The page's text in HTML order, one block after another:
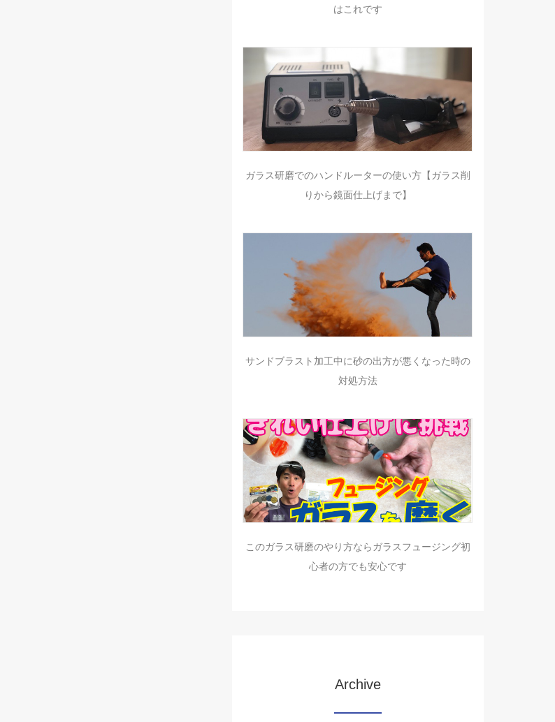
はこれです
ガラス研磨でのハンドルーターの使い方【ガラス削
りから鏡面仕上げまで】
サンドブラスト加工中に砂の出方が悪くなった時の
対処方法
このガラス研磨のやり方ならガラスフュージング初
心者の方でも安心です
Archive